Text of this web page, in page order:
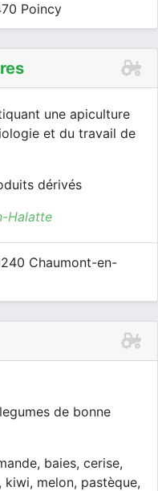
Poincy
une apiculture
et du travail de
dérivés
Halatte
Chaumont-en-
de bonne
baies, cerise,
melon, pastèque,